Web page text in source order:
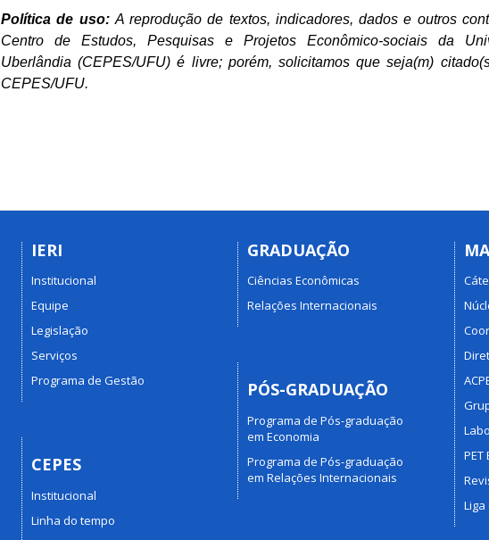
Política de uso:A reprodução de textos, indicadores, dados e outros
Centro de Estudos, Pesquisas e Projetos Econômico-sociais da
Uberlândia (CEPES/UFU) é livre; porém, solicitamos que seja(m)
CEPES/UFU.
IERI
Institucional
Equipe
Legislação
Serviços
Programa de Gestão
CEPES
Institucional
Linha do tempo
GRADUAÇÃO
Ciências Econômicas
Relações Internacionais
PÓS-GRADUAÇÃO
Programa de Pós-graduação
em Economia
Programa de Pós-graduação
em Relações Internacionais
PET
Liga